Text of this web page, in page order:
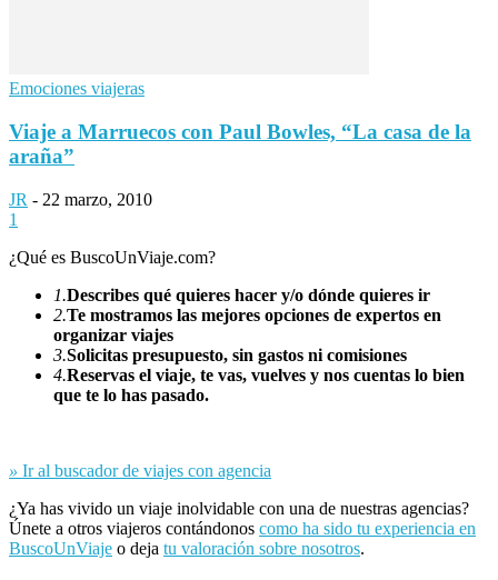
Emociones viajeras
Viaje a Marruecos con Paul Bowles, “La casa de la
araña”
JR - 22 marzo, 2010
1
¿Qué es BuscoUnViaje.com?
1.Describes qué quieres hacer y/o dónde quieres ir
2.Te mostramos las mejores opciones de expertos en
organizar viajes
3.Solicitas presupuesto, sin gastos ni comisiones
4.Reservas el viaje, te vas, vuelves y nos cuentas lo bien
que te lo has pasado.
» Ir al buscador de viajes con agencia
¿Ya has vivido un viaje inolvidable con una de nuestras agencias?
Únete a otros viajeros contándonos como ha sido tu experiencia en
BuscoUnViaje o deja tu valoración sobre nosotros.